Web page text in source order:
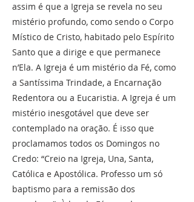
assim é que a Igreja se revela no seu
mistério profundo, como sendo o Corpo
Místico de Cristo, habitado pelo Espírito
Santo que a dirige e que permanece
n’Ela. A Igreja é um mistério da Fé, como
a Santíssima Trindade, a Encarnação
Redentora ou a Eucaristia. A Igreja é um
mistério inesgotável que deve ser
contemplado na oração. É isso que
proclamamos todos os Domingos no
Credo: “Creio na Igreja, Una, Santa,
Católica e Apostólica. Professo um só
baptismo para a remissão dos